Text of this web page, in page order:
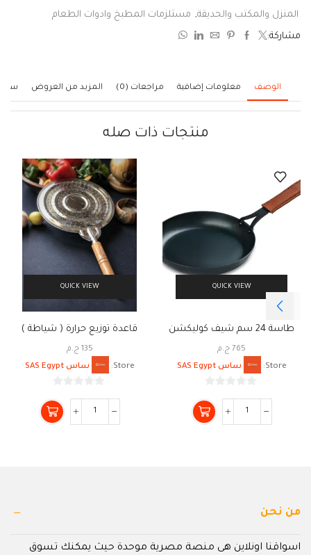
5
المنزل والمكتب والحديقة, مستلزمات المطبخ وادوات الطعام
مشاركة:
الوصف معلومات إضافية مراجعات (0) المزيد من العروض
منتجات ذات صله
QUICK VIEW
طاسة 24 سم شيف كوليكشن
765 ج.م
Store:
ساس SAS Egypt
من
5
QUICK VIEW
قاعدة توزيع حرارة ( شياطة )
135 ج.م
Store:
ساس SAS Egypt
من
5
من نحن
اسواقنا اونلاين هى منصة مصرية موحدة حيث يمكنك تسوق